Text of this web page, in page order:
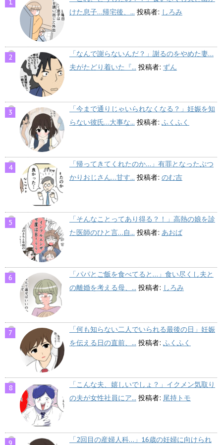
けた息子…帰宅後、... 投稿者: しろみ
「なんで謝らないんだ？」謝るのをやめた妻…
夫がたどり着いた『... 投稿者: ずん
「今まで通りじゃいられなくなる？」妊娠を知
らない彼氏…大事な... 投稿者: ふくふく
「帰ってきてくれたのか…」有罪となったぶつ
かりおじさん…甘す... 投稿者: のむ吉
「そんなことってあり得る？！」高熱の娘を診
た医師のひと言…自... 投稿者: あおば
「パパとご飯を食べてると…」食い尽くし夫と
の離婚を考える母、... 投稿者: しろみ
「何も知らない二人でいられる最後の日」妊娠
を伝える日の直前、... 投稿者: ふくふく
「こんな夫、嬉しいでしょ？」イクメン気取り
の夫が女性社員にア... 投稿者: 尾持トモ
「2回目の産婦人科…」16歳の妊婦に向けられ